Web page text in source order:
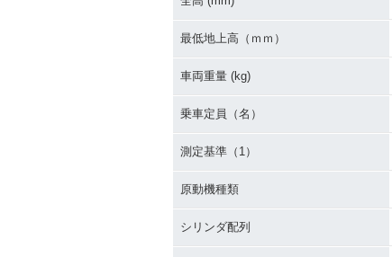
LX・カラーチェンジ
0・カラーチ
2004年 SKYWAVE 65
0・マイナーチェンジ
50周年記念
最低地上高（ｍｍ）
車両重量 (kg)
乗車定員（名）
測定基準（1）
原動機種類
シリンダ配列